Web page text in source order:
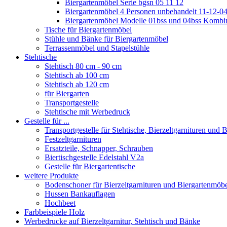
Biergartenmöbel Serie bgsn 05 11 12
Biergartenmöbel 4 Personen unbehandelt 11-12-
Biergartenmöbel Modelle 01bss und 04bss
Tische für Biergartenmöbel
Stühle und Bänke für Biergartenmöbel
Terrassenmöbel und Stapelstühle
Stehtische
Stehtisch 80 cm - 90 cm
Stehtisch ab 100 cm
Stehtisch ab 120 cm
für Biergarten
Transportgestelle
Stehtische mit Werbedruck
Gestelle für ...
Transportgestelle für Stehtische, Bierzeltgarnituren und
Festzeltgarnituren
Ersatzteile, Schnapper, Schrauben
Biertischgestelle Edelstahl V2a
Gestelle für Biergartentische
weitere Produkte
Bodenschoner für Bierzeltgarnituren und
Hussen Bankauflagen
Hochbeet
Farbbeispiele Holz
Werbedrucke auf Bierzeltgarnitur, Stehtisch und Bänke